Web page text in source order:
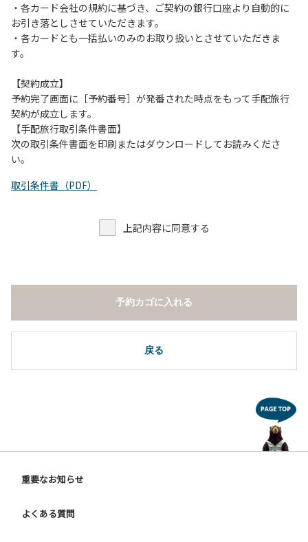
・各カード会社の規約に基づき、ご契約の銀行口座より自動的に
お引き落としさせていただきます。
・各カードとも一括払いのみのお取り扱いとさせていただきま
す。
【契約成立】
予約完了画面に［予約番号］が発番された時点をもって手配旅行
契約が成立します。
【手配旅行取引条件書面】
次の取引条件書面を印刷またはダウンロードしてお読みくださ
い。
取引条件書（PDF）
上記内容に同意する
戻る
予約カゴに入れる
重要なお知らせ
よくある質問